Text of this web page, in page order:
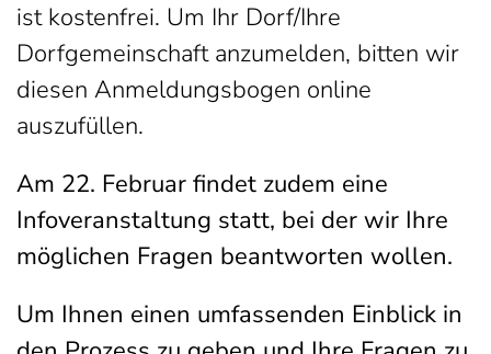
ist kostenfrei. Um Ihr Dorf/Ihre
Dorfgemeinschaft anzumelden, bitten wir
diesen Anmeldungsbogen online
auszufüllen.
Am 22. Februar findet zudem eine
Infoveranstaltung statt, bei der wir Ihre
möglichen Fragen beantworten wollen.
Um Ihnen einen umfassenden Einblick in